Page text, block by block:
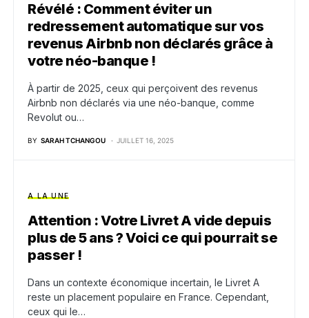
Révélé : Comment éviter un
redressement automatique sur vos
revenus Airbnb non déclarés grâce à
votre néo-banque !
À partir de 2025, ceux qui perçoivent des revenus
Airbnb non déclarés via une néo-banque, comme
Revolut ou…
BY SARAH TCHANGOU JUILLET 16, 2025
A LA UNE
Attention : Votre Livret A vide depuis
plus de 5 ans ? Voici ce qui pourrait se
passer !
Dans un contexte économique incertain, le Livret A
reste un placement populaire en France. Cependant,
ceux qui le…